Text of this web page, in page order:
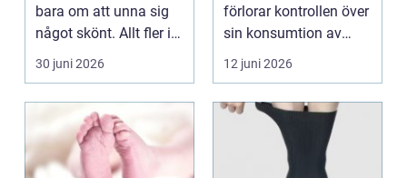
bara om att unna sig
något skönt. Allt fler i
Sollentuna söker...
30 juni 2026
förlorar kontrollen över
sin konsumtion av
alkohol, läkemedel...
12 juni 2026